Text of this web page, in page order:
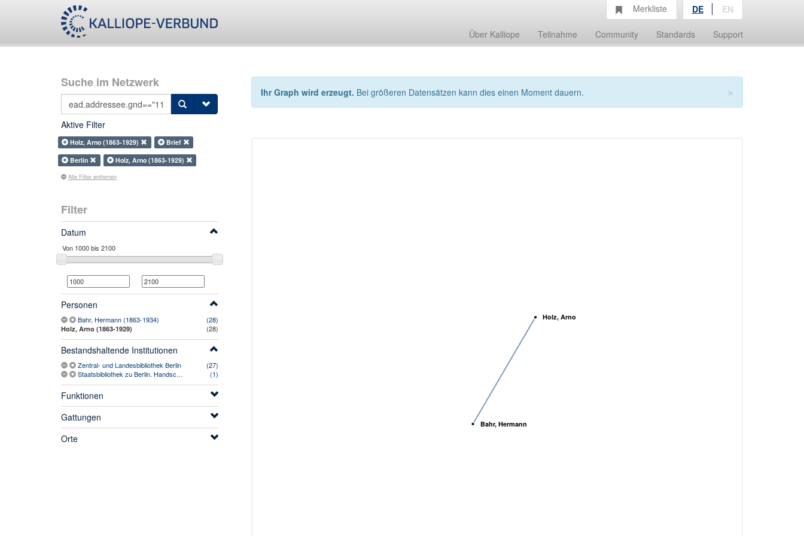
Über Kalliope Teilnahme Community Standards Support
Merkliste DE EN
Suche im Netzwerk
Aktive Filter
Holz, Arno (1863-1929)
Brief
Berlin
Holz, Arno (1863-1929)
Alle Filter entfernen
Filter
Datum
Personen
Bahr, Hermann (1863-1934) (28)
Holz, Arno (1863-1929) (28)
Bestandshaltende Institutionen
Zentral- und Landesbibliothek Berlin
(27)
Staatsbibliothek zu Berlin. Handschriftenabteilung
(1)
Funktionen
Gattungen
Orte
×
Ihr Graph wird erzeugt. Bei größeren Datensätzen kann dies einen Moment dauern.
Bahr, Hermann
Holz, Arno